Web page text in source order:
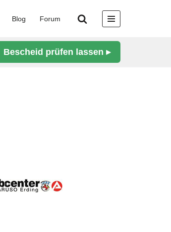
Blog Forum
Bescheid prüfen lassen ▸